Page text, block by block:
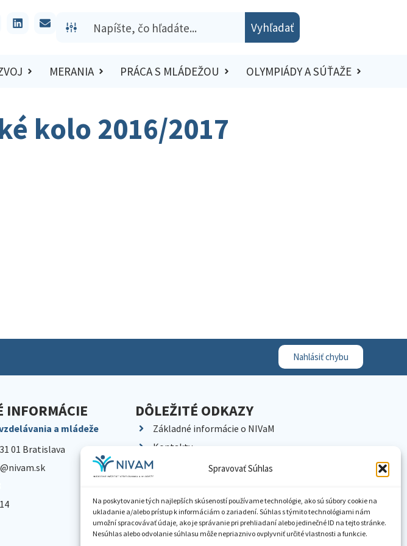
Spravovať Súhlas
Na poskytovanie tých najlepších skúseností používame technológie, ako sú súbory cookie na
ukladanie a/alebo prístup k informáciám o zariadení. Súhlas s týmito technológiami nám
umožní spracovávať údaje, ako je správanie pri prehliadaní alebo jedinečné ID na tejto stránke.
Nesúhlas alebo odvolanie súhlasu môže nepriaznivo ovplyvniť určité vlastnosti a funkcie.
Vyhľadať
MERANIA PRÁCA S MLÁDEŽOU OLYMPIÁDY A SÚŤAŽE
kolo 2016/2017
Nahlásiť chybu
INFORMÁCIE
a mládeže
01 Bratislava
DÔLEŽITÉ ODKAZY
Základné informácie o NIVaM
Kontakty
Kariéra
Pracoviská NIVaM
Dokumenty inštitúcie
Knižnica